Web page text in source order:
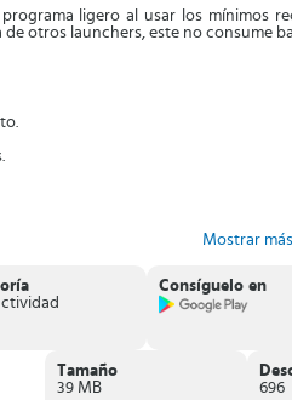
ligero al usar los mínimos
de otros launchers, este no consume
Mostrar más
Consíguelo en
Tamaño
39 MB
696